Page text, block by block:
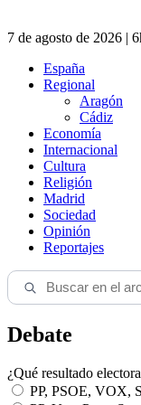
7 de agosto de 2026 |
España
Regional
Aragón
Cádiz
Economía
Internacional
Cultura
Religión
Madrid
Sociedad
Opinión
Reportajes
Debate
¿Qué resultado
PP, PSOE, VOX,